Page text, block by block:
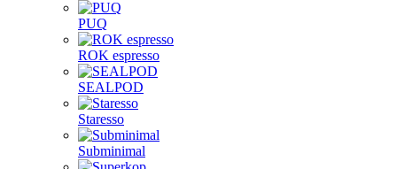
PUQ
ROK espresso
SEALPOD
Staresso
Subminimal